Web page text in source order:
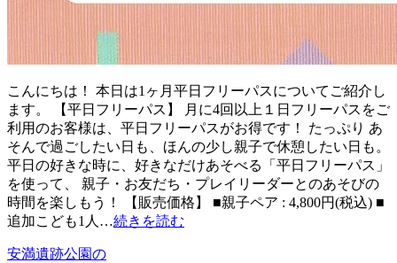
こんにちは！ 本日は1ヶ月平日フリーパスについてご紹介し
ます。 【平日フリーパス】 月に4回以上１日フリーパスをご
利用のお客様は、平日フリーパスがお得です！ たっぷり あ
そんで過ごしたい日も、ほんの少し親子で休憩したい日も。
平日の好きな時に、好きなだけあそべる「平日フリーパス」
を使って、 親子・お友だち・プレイリーダーとのあそびの
時間を楽しもう！ 【販売価格】 ■親子ペア : 4,800円(税込) ■
追加こども1人…続きを読む
安満遺跡公園の